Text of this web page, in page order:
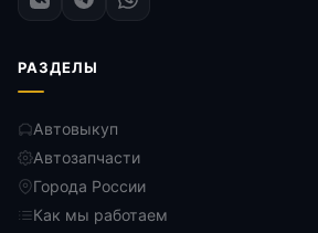
РАЗДЕЛЫ
Автовыкуп
Автозапчасти
Города России
Как мы работаем